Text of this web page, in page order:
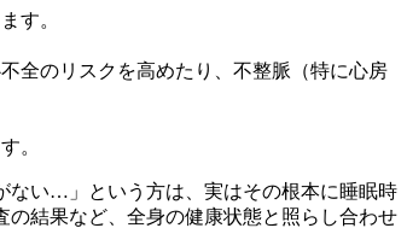
す。
全のリスクを高めたり、不整脈（特に心房
。
ない…」という方は、実はその根本に睡眠時
結果など、全身の健康状態と照らし合わせ